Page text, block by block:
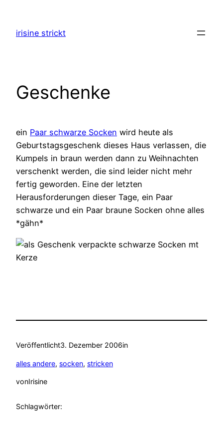
springen
irisine strickt
Geschenke
ein Paar schwarze Socken wird heute als
Geburtstagsgeschenk dieses Haus verlassen, die
Kumpels in braun werden dann zu Weihnachten
verschenkt werden, die sind leider nicht mehr
fertig geworden. Eine der letzten
Herausforderungen dieser Tage, ein Paar
schwarze und ein Paar braune Socken ohne alles
*gähn*
Veröffentlicht3. Dezember 2006in
alles andere, socken, stricken
vonIrisine
Schlagwörter: